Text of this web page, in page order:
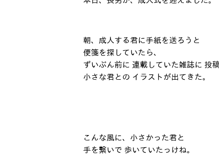
朝、成人する君に手紙を送ろうと
便箋を探していたら、
ずいぶん前に 連載していた雑誌に 投
小さな君との イラストが出てきた。
こんな風に、小さかった君と
手を繋いで 歩いていたっけね。